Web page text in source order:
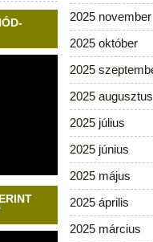
2025 november
2025 október
2025
2025 augusztus
2025 július
2025 június
2025 május
2025 április
2025 március